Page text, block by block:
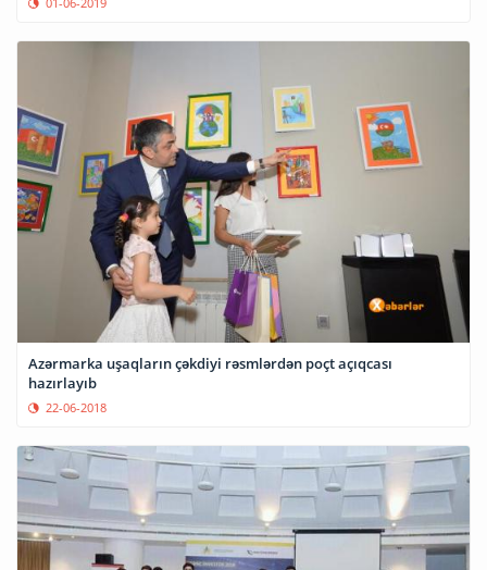
Azərmarka uşaqların çəkdiyi rəsmlərdən poçt açıqcası
hazırlayıb
22-06-2018